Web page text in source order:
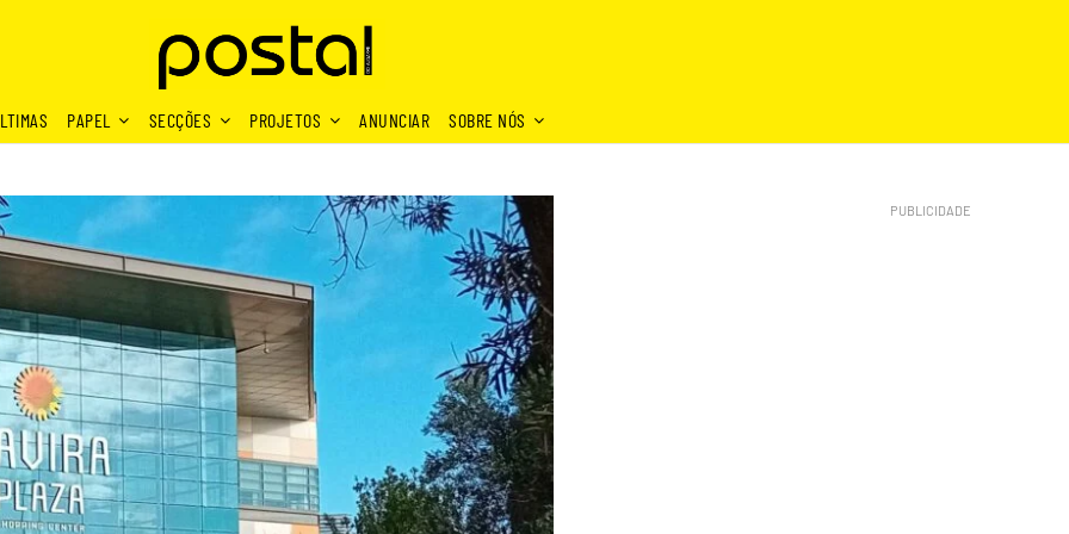
PAPEL SECÇÕES PROJETOS ANUNCIAR SOBRE NÓS